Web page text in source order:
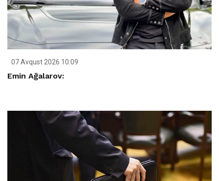
07 Avqust 2026 10:09
Emin Ağalarov: